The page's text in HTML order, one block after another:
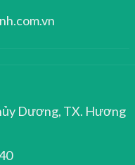
Dương, TX. Hương